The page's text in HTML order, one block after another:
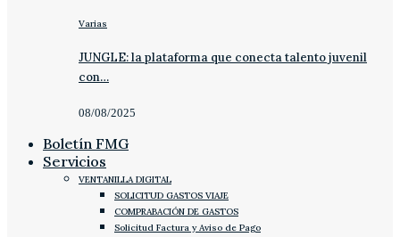
Varias
JUNGLE: la plataforma que conecta talento juvenil
con…
08/08/2025
Boletín FMG
Servicios
VENTANILLA DIGITAL
SOLICITUD GASTOS VIAJE
COMPRABACIÓN DE GASTOS
Solicitud Factura y Aviso de Pago